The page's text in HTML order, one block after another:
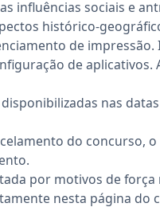
influências sociais e
histórico-
de
de
nas
do concurso,
por motivos de força
nesta página do